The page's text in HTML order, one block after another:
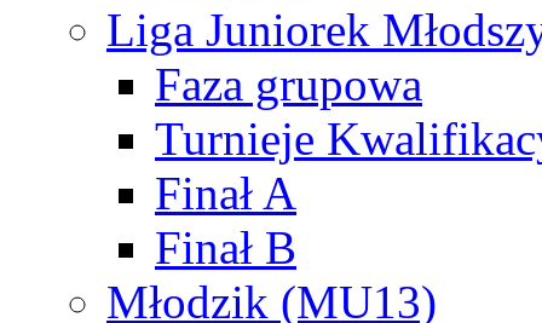
Liga Juniorek
Faza grupowa
Turnieje
Finał A
Finał B
Młodzik (MU13)